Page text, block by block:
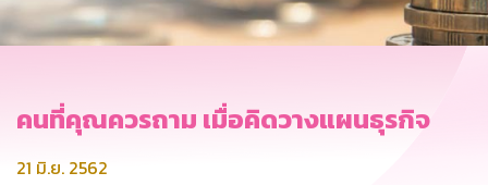
บริการออนไลน์
GSB Society
คนที่คุณควรถาม เมื่อคิดวางแผนธุรกิจ
21 มิ.ย. 2562